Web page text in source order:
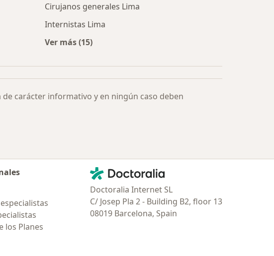
Cirujanos generales Lima
Internistas Lima
Ver más (15)
carácter informativo y en ningún caso deben
los Planes
Contacto
Doctoralia - Página de inicio
Doctoralia Internet SL
C/ Josep Pla 2 - Building B2, floor 13
08019 Barcelona, Spain